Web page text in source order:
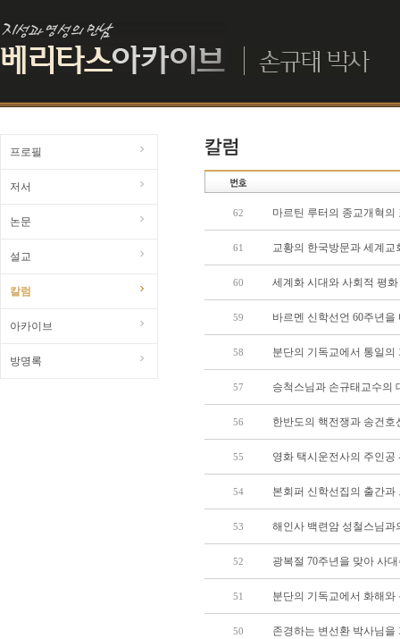
프로필
저서
논문
설교
칼럼
아카이브
방명록
62 마르틴 루터의 종교개혁
61 교황의 한국방문과 세계교
60 세계화 시대와 사회적 평화
59 바르멘 신학선언 60주년을
58 분단의 기독교에서 통일의
57 승척스님과 손규태교수의
56 한반도의 핵전쟁과 송건호
55 영화 택시운전사의 주인
54 본회퍼 신학선집의 출간과
53 해인사 백련암 성철스님과
52 광복절 70주년을 맞아 사
51 분단의 기독교에서 화해와
50 존경하는 변선환 박사님을